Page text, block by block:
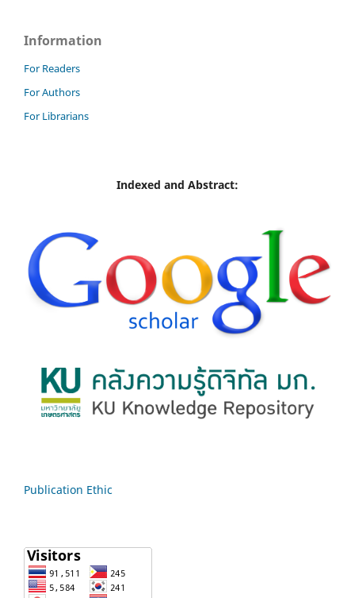
Information
For Readers
For Authors
For Librarians
Indexed and Abstract:
Publication Ethic